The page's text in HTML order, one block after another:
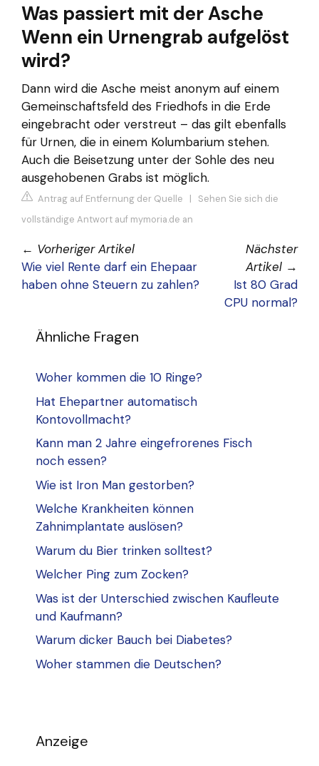
Was passiert mit der Asche
Wenn ein Urnengrab aufgelöst
wird?
Dann wird die Asche meist anonym auf einem
Gemeinschaftsfeld des Friedhofs in die Erde
eingebracht oder verstreut – das gilt ebenfalls
für Urnen, die in einem Kolumbarium stehen.
Auch die Beisetzung unter der Sohle des neu
ausgehobenen Grabs ist möglich.
Antrag auf Entfernung der Quelle | Sehen Sie sich die
vollständige Antwort auf mymoria.de an
← Vorheriger Artikel
Wie viel Rente darf ein Ehepaar
haben ohne Steuern zu zahlen?
Nächster
Artikel →
Ist 80 Grad
CPU normal?
Ähnliche Fragen
Woher kommen die 10 Ringe?
Hat Ehepartner automatisch
Kontovollmacht?
Kann man 2 Jahre eingefrorenes Fisch
noch essen?
Wie ist Iron Man gestorben?
Welche Krankheiten können
Zahnimplantate auslösen?
Warum du Bier trinken solltest?
Welcher Ping zum Zocken?
Was ist der Unterschied zwischen Kaufleute
und Kaufmann?
Warum dicker Bauch bei Diabetes?
Woher stammen die Deutschen?
Anzeige